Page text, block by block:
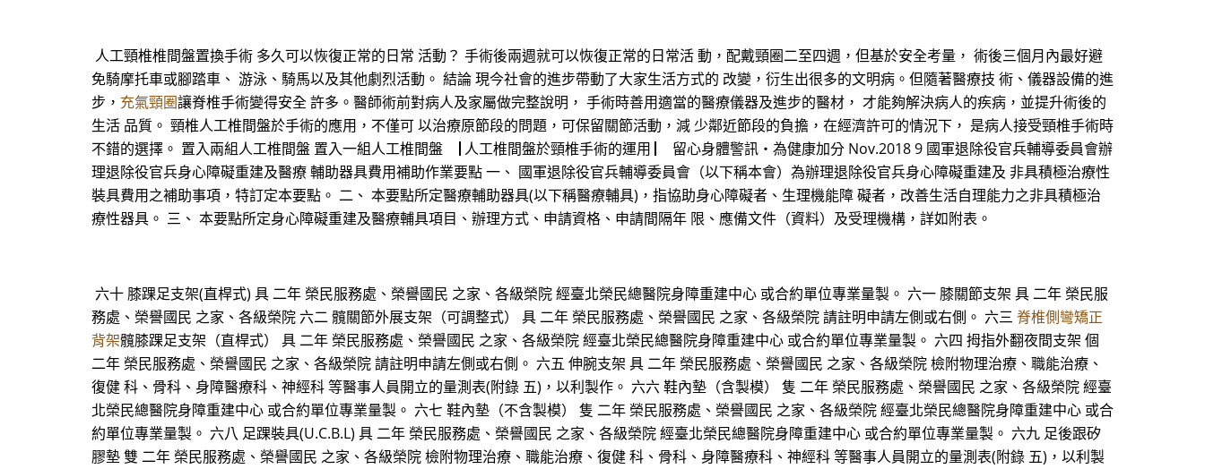
人工頸椎椎間盤置換手術 多久可以恢復正常的日常 活動？ 手術後兩週就可以恢復正常的日常活 動，配戴頸圈二至四週，但基於安全考量， 術後三個月內最好避
免騎摩托車或腳踏車、 游泳、騎馬以及其他劇烈活動。 結論 現今社會的進步帶動了大家生活方式的 改變，衍生出很多的文明病。但隨著醫療技 術、儀器設備的進
步， 充氣頸圈讓脊椎手術變得安全 許多。醫師術前對病人及家屬做完整說明， 手術時善用適當的醫療儀器及進步的醫材， 才能夠解決病人的疾病，並提升術後的
生活 品質。 頸椎人工椎間盤於手術的應用，不僅可 以治療原節段的問題，可保留關節活動，減 少鄰近節段的負擔，在經濟許可的情況下， 是病人接受頸椎手術時
不錯的選擇。 置入兩組人工椎間盤 置入一組人工椎間盤 ▕ 人工椎間盤於頸椎手術的運用 ▏ 留心身體警訊‧為健康加分 Nov.2018 9 國軍退除役官兵輔導委員會辦
理退除役官兵身心障礙重建及醫療 輔助器具費用補助作業要點 一、 國軍退除役官兵輔導委員會（以下稱本會）為辦理退除役官兵身心障礙重建及 非具積極治療性
裝具費用之補助事項，特訂定本要點。 二、 本要點所定醫療輔助器具(以下稱醫療輔具)，指協助身心障礙者、生理機能障 礙者，改善生活自理能力之非具積極治
療性器具。 三、 本要點所定身心障礙重建及醫療輔具項目、辦理方式、申請資格、申請間隔年 限、應備文件（資料）及受理機構，詳如附表。
六十 膝踝足支架(直桿式) 具 二年 榮民服務處、榮譽國民 之家、各級榮院 經臺北榮民總醫院身障重建中心 或合約單位專業量製。 六一 膝關節支架 具 二年 榮民服
務處、榮譽國民 之家、各級榮院 六二 髖關節外展支架（可調整式） 具 二年 榮民服務處、榮譽國民 之家、各級榮院 請註明申請左側或右側。 六三 脊椎側彎矯正
背架髖膝踝足支架（直桿式） 具 二年 榮民服務處、榮譽國民 之家、各級榮院 經臺北榮民總醫院身障重建中心 或合約單位專業量製。 六四 拇指外翻夜間支架 個
二年 榮民服務處、榮譽國民 之家、各級榮院 請註明申請左側或右側。 六五 伸腕支架 具 二年 榮民服務處、榮譽國民 之家、各級榮院 檢附物理治療、職能治療、
復健 科、骨科、身障醫療科、神經科 等醫事人員開立的量測表(附錄 五)，以利製作。 六六 鞋內墊（含製模） 隻 二年 榮民服務處、榮譽國民 之家、各級榮院 經臺
北榮民總醫院身障重建中心 或合約單位專業量製。 六七 鞋內墊（不含製模） 隻 二年 榮民服務處、榮譽國民 之家、各級榮院 經臺北榮民總醫院身障重建中心 或合
約單位專業量製。 六八 足踝裝具(U.C.B.L) 具 二年 榮民服務處、榮譽國民 之家、各級榮院 經臺北榮民總醫院身障重建中心 或合約單位專業量製。 六九 足後跟矽
膠墊 雙 二年 榮民服務處、榮譽國民 之家、各級榮院 檢附物理治療、職能治療、復健 科、骨科、身障醫療科、神經科 等醫事人員開立的量測表(附錄 五)，以利製